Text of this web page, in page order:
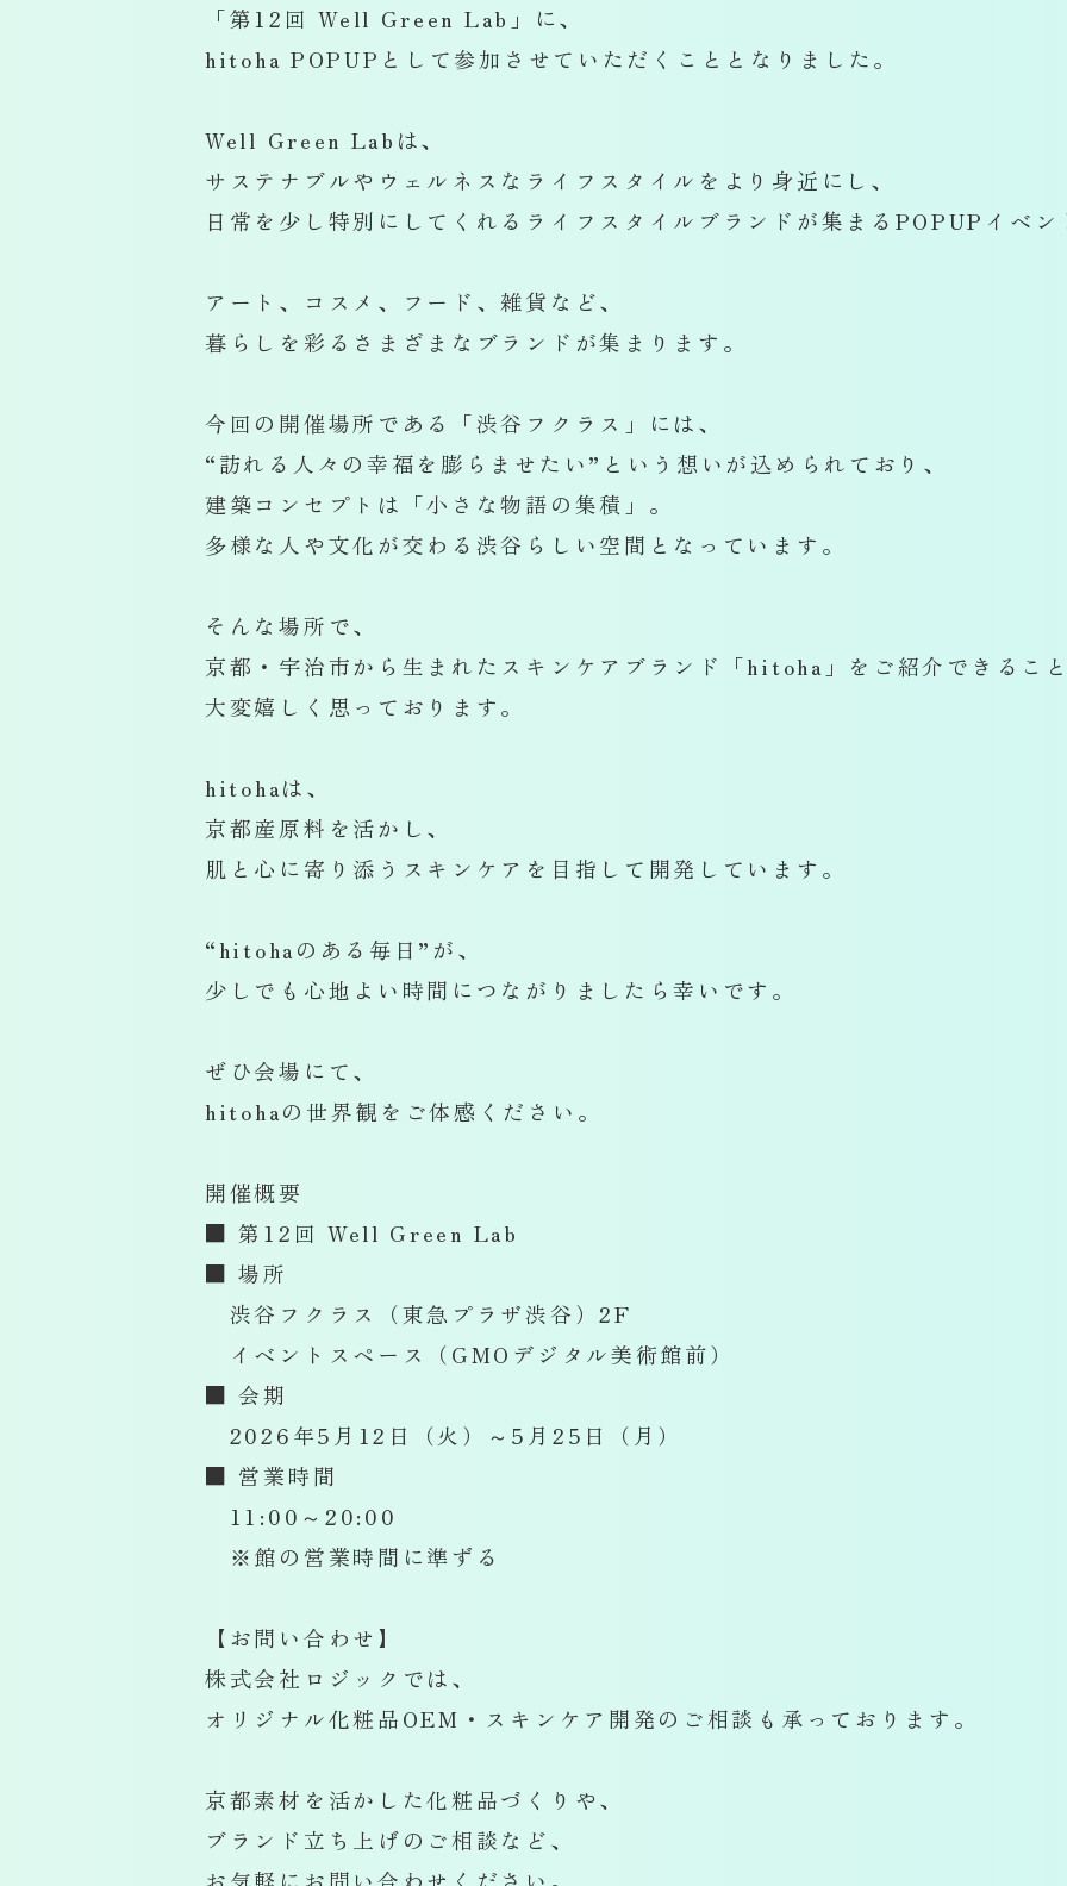
「第12回 Well Green Lab」に、
hitoha POPUPとして参加させていただくこととなりました。
Well Green Labは、
サステナブルやウェルネスなライフスタイルをより身近にし、
日常を少し特別にしてくれるライフスタイルブランドが集まるPOPUPイベン
アート、コスメ、フード、雑貨など、
暮らしを彩るさまざまなブランドが集まります。
今回の開催場所である「渋谷フクラス」には、
“訪れる人々の幸福を膨らませたい”という想いが込められており、
建築コンセプトは「小さな物語の集積」。
多様な人や文化が交わる渋谷らしい空間となっています。
そんな場所で、
京都・宇治市から生まれたスキンケアブランド「hitoha」をご紹介できるこ
大変嬉しく思っております。
hitohaは、
京都産原料を活かし、
肌と心に寄り添うスキンケアを目指して開発しています。
“hitohaのある毎日”が、
少しでも心地よい時間につながりましたら幸いです。
ぜひ会場にて、
hitohaの世界観をご体感ください。
開催概要
■ 第12回 Well Green Lab
■ 場所
渋谷フクラス（東急プラザ渋谷）2F
イベントスペース（GMOデジタル美術館前）
■ 会期
2026年5月12日（火）～5月25日（月）
■ 営業時間
11:00～20:00
※館の営業時間に準ずる
【お問い合わせ】
株式会社ロジックでは、
オリジナル化粧品OEM・スキンケア開発のご相談も承っております。
京都素材を活かした化粧品づくりや、
ブランド立ち上げのご相談など、
お気軽にお問い合わせください。